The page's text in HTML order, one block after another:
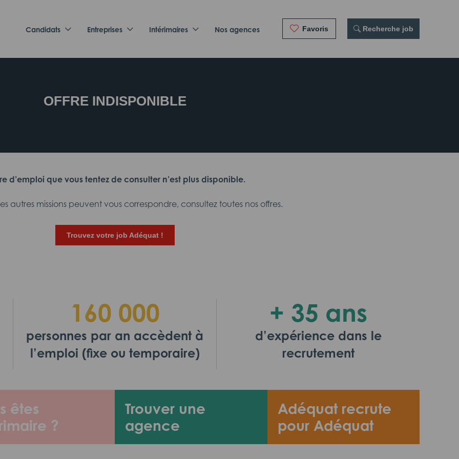
Candidats Entreprises Intérimaires Nos agences Favoris Recherche job
OFFRE INDISPONIBLE
d’emploi que vous tentez de consulter n’est plus disponible.
autres missions peuvent vous correspondre, consultez toutes nos offres.
Trouvez votre job Adéquat !
êtes
?
Trouver une
agence
Adéquat recrute
pour Adéquat
160 000
personnes par an accèdent à
l’emploi (fixe ou temporaire)
+ 35 ans
d’expérience dans le
recrutement